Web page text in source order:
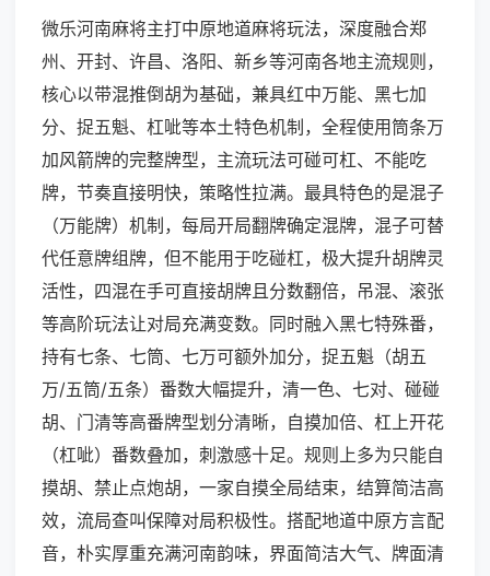
微乐河南麻将主打中原地道麻将玩法，深度融合郑
州、开封、许昌、洛阳、新乡等河南各地主流规则，
核心以带混推倒胡为基础，兼具红中万能、黑七加
分、捉五魁、杠呲等本土特色机制，全程使用筒条万
加风箭牌的完整牌型，主流玩法可碰可杠、不能吃
牌，节奏直接明快，策略性拉满。最具特色的是混子
（万能牌）机制，每局开局翻牌确定混牌，混子可替
代任意牌组牌，但不能用于吃碰杠，极大提升胡牌灵
活性，四混在手可直接胡牌且分数翻倍，吊混、滚张
等高阶玩法让对局充满变数。同时融入黑七特殊番，
持有七条、七筒、七万可额外加分，捉五魁（胡五
万/五筒/五条）番数大幅提升，清一色、七对、碰碰
胡、门清等高番牌型划分清晰，自摸加倍、杠上开花
（杠呲）番数叠加，刺激感十足。规则上多为只能自
摸胡、禁止点炮胡，一家自摸全局结束，结算简洁高
效，流局查叫保障对局积极性。搭配地道中原方言配
音，朴实厚重充满河南韵味，界面简洁大气、牌面清